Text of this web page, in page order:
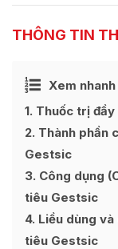
THÔNG TIN
Xem
1 Thuốc trị
2 Thành phần
Gestsic
3 Công dụng
tiêu Gestsic
4 Liều dùng
tiêu Gestsic